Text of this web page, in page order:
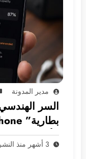
مدير المدونة
السر
الأسواق
3 أشهر منذ النشر